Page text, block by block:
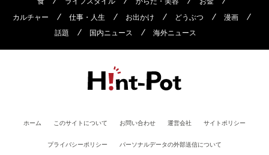
カルチャー
仕事・人生 お出かけ どうぶつ
漫画
話題
国内ニュース 海外ニュース
ホーム このサイトについて お問い合わせ 運営会社 サイトポリシー
プライバシーポリシー パーソナルデータの外部送信について